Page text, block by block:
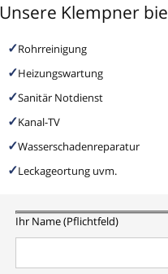
Unsere Klempner
Rohrreinigung
Heizungswartung
Sanitär Notdienst
Kanal-TV
Wasserschadenreparatur
Leckageortung uvm.
Ihr Name (Pflichtfeld)